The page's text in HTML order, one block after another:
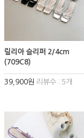
릴리아 슬리퍼 2/4cm
(709C8)
39,900원 리뷰수 : 5개